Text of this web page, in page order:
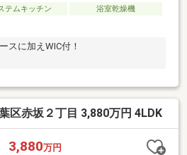
テムキッチン
浴室乾燥機
スに加えWIC付！
区赤坂２丁目 3,880万円 4LDK
3,880万円